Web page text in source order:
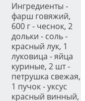
Ингредиенты -
фарш говяжий,
600 г - чеснок, 2
дольки - соль -
красный лук, 1
луковица - яйца
куриные, 2 шт -
петрушка свежая,
1 пучок - уксус
красный винный,